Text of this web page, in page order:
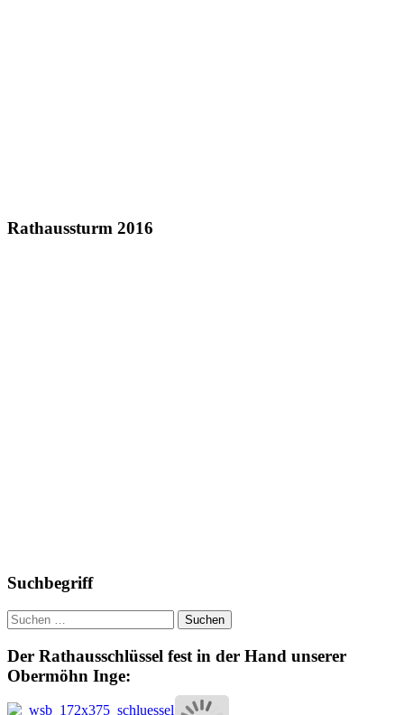
Rathaussturm 2016
Suchbegriff
Suchen
nach:
Der Rathausschlüssel fest in der Hand unserer
Obermöhn Inge: